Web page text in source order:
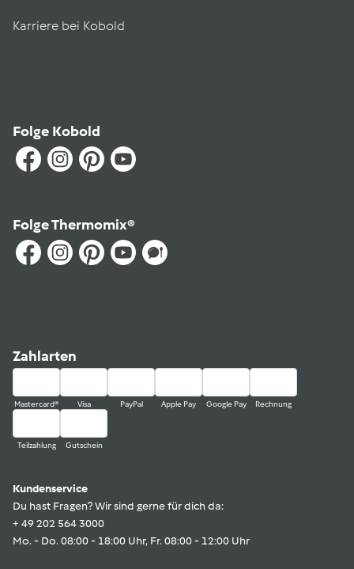
Karriere bei Kobold
Folge Kobold
Folge Thermomix®
Zahlarten
Mastercard® Visa PayPal Apple Pay Google Pay Rechnung
Teilzahlung Gutschein
Kundenservice
Du hast Fragen? Wir sind gerne für dich da:
+ 49 202 564 3000
Mo. - Do. 08:00 - 18:00 Uhr, Fr. 08:00 - 12:00 Uhr